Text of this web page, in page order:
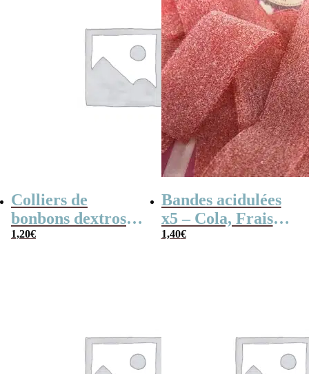
Colliers de
bonbons dextrose
x2
1,20€
Bandes acidulées
x5 – Cola, Fraise,
Framboise,
1,40€